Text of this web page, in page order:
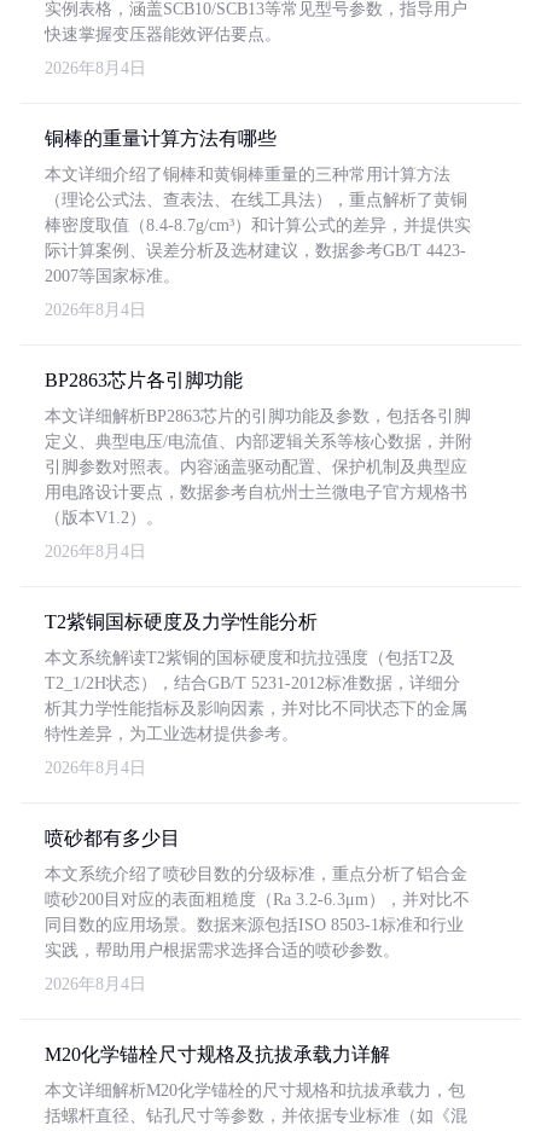
实例表格，涵盖SCB10/SCB13等常见型号参数，指导用户
快速掌握变压器能效评估要点。
2026年8月4日
铜棒的重量计算方法有哪些
本文详细介绍了铜棒和黄铜棒重量的三种常用计算方法
（理论公式法、查表法、在线工具法），重点解析了黄铜
棒密度取值（8.4-8.7g/cm³）和计算公式的差异，并提供实
际计算案例、误差分析及选材建议，数据参考GB/T 4423-
2007等国家标准。
2026年8月4日
BP2863芯片各引脚功能
本文详细解析BP2863芯片的引脚功能及参数，包括各引脚
定义、典型电压/电流值、内部逻辑关系等核心数据，并附
引脚参数对照表。内容涵盖驱动配置、保护机制及典型应
用电路设计要点，数据参考自杭州士兰微电子官方规格书
（版本V1.2）。
2026年8月4日
T2紫铜国标硬度及力学性能分析
本文系统解读T2紫铜的国标硬度和抗拉强度（包括T2及
T2_1/2H状态），结合GB/T 5231-2012标准数据，详细分
析其力学性能指标及影响因素，并对比不同状态下的金属
特性差异，为工业选材提供参考。
2026年8月4日
喷砂都有多少目
本文系统介绍了喷砂目数的分级标准，重点分析了铝合金
喷砂200目对应的表面粗糙度（Ra 3.2-6.3μm），并对比不
同目数的应用场景。数据来源包括ISO 8503-1标准和行业
实践，帮助用户根据需求选择合适的喷砂参数。
2026年8月4日
M20化学锚栓尺寸规格及抗拔承载力详解
本文详细解析M20化学锚栓的尺寸规格和抗拔承载力，包
括螺杆直径、钻孔尺寸等参数，并依据专业标准（如《混